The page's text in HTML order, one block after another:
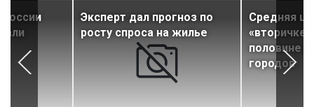
Эксперт дал прогноз по
росту спроса на жилье
Средняя
половине
городов